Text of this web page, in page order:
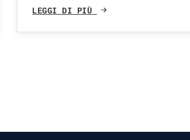
LEGGI DI PIÙ